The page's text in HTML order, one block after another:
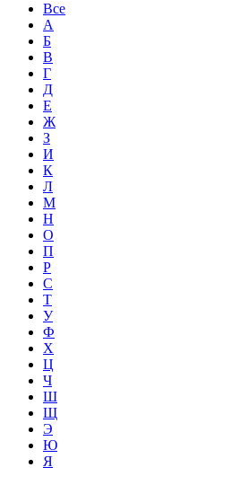
Все
А
Б
В
Г
Д
Е
Ж
З
И
К
Л
М
Н
О
П
Р
С
Т
У
Ф
Х
Ц
Ч
Ш
Щ
Э
Ю
Я